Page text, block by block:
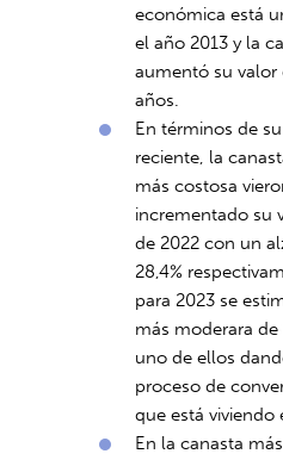
económica está
el año 2013 y la
aumentó su valor
años.
En términos de
reciente, la
más costosa
incrementado su
de 2022 con un
28,4%
para 2023 se
más moderara de
uno de ellos
proceso de
que está viviendo
En la canasta